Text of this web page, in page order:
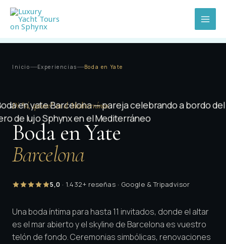
contenido
Inicio Experiencias Boda en Yate
Di "sí, quiero" en el Mediterráneo.
Boda en Yate
Barcelona
5,0 · 1.432+ reseñas · Google & Tripadvisor
Una boda íntima para hasta 11 invitados, donde el altar
es el mar abierto y el skyline de Barcelona es vuestro
telón de fondo. Ceremonias simbólicas, renovaciones